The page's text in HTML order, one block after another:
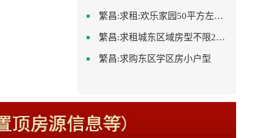
繁昌:求租:欢乐家园50平方左右的单身公寓廉租房
繁昌:求租城东区域房型不限2室2卫装修不限2000
繁昌:求购东区学区房小户型